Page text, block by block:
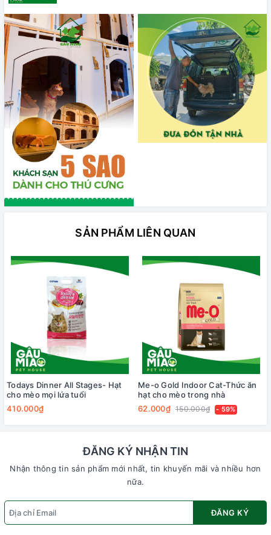
SẢN PHẨM LIÊN QUAN
Todays Dinner All Stages- Hạt
cho mèo mọi lứa tuổi
410.000₫
Me-o Gold Indoor Cat-Thức ăn
hạt cho mèo trong nhà
62.000₫ 150.000₫ - 59%
ĐĂNG KÝ NHẬN TIN
Nhận thông tin sản phẩm mới nhất, tin khuyến mãi và nhiều hơn
nữa.
ĐĂNG KÝ